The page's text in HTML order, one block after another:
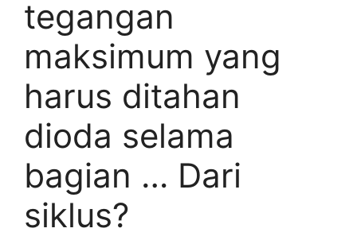
tegangan
maksimum yang
harus ditahan
dioda selama
bagian … Dari
siklus?